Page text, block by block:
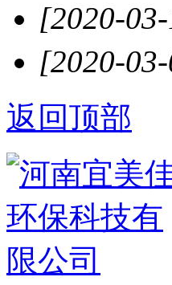
[2020-
[2020-
返回顶部